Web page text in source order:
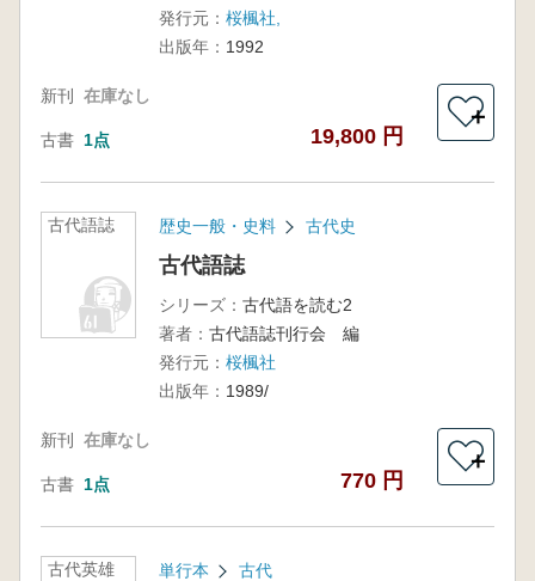
発行元： 桜楓社,
出版年： 1992
新刊 在庫なし
古書 1点 19,800 円
＋
古代語誌 歴史一般・史料 古代史
古代語誌
シリーズ： 古代語を読む2
著者： 古代語誌刊行会 編
発行元： 桜楓社
出版年： 1989/
新刊 在庫なし
古書 1点 770 円
＋
古代英雄
単行本 古代